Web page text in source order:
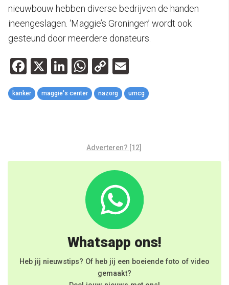
nieuwbouw hebben diverse bedrijven de handen
ineengeslagen. ‘Maggie’s Groningen’ wordt ook
gesteund door meerdere donateurs.
Facebook
X LinkedIn
WhatsApp
Copy
Link
kanker maggie's center nazorg umcg
Adverteren? [12]
Whatsapp ons!
Heb jij nieuwstips? Of heb jij een boeiende foto of video
gemaakt?